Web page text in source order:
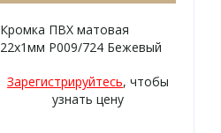
Кромка ПВХ матовая
22х1мм P009/724 Бежевый
Зарегистрируйтесь, чтобы
узнать цену